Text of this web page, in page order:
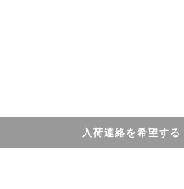
入荷連絡を希望する